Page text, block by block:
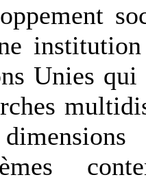
Unies qui